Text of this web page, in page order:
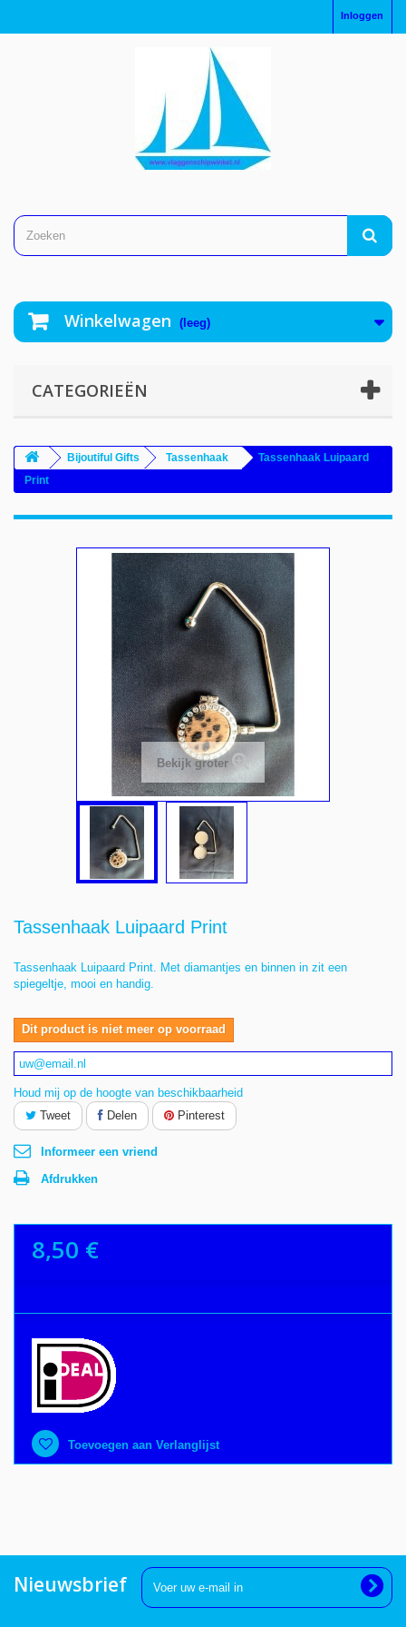
Inloggen
Winkelwagen (leeg)
CATEGORIEËN
Bijoutiful Gifts Tassenhaak
Tassenhaak Luipaard
Print
Bekijk groter
Tassenhaak Luipaard Print
Tassenhaak Luipaard Print. Met diamantjes en binnen in zit een
spiegeltje, mooi en handig.
Dit product is niet meer op voorraad
Houd mij op de hoogte van beschikbaarheid
Tweet
Delen Pinterest
Informeer een vriend
Afdrukken
8,50 €
Toevoegen aan Verlanglijst
Nieuwsbrief